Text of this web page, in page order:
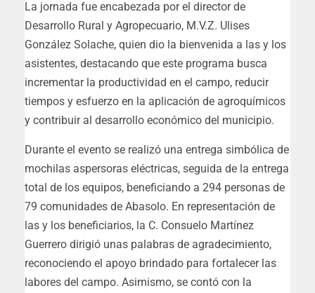
La jornada fue encabezada por el director de
Desarrollo Rural y Agropecuario, M.V.Z. Ulises
González Solache, quien dio la bienvenida a las y los
asistentes, destacando que este programa busca
incrementar la productividad en el campo, reducir
tiempos y esfuerzo en la aplicación de agroquímicos
y contribuir al desarrollo económico del municipio.
Durante el evento se realizó una entrega simbólica de
mochilas aspersoras eléctricas, seguida de la entrega
total de los equipos, beneficiando a 294 personas de
79 comunidades de Abasolo. En representación de
las y los beneficiarios, la C. Consuelo Martínez
Guerrero dirigió unas palabras de agradecimiento,
reconociendo el apoyo brindado para fortalecer las
labores del campo. Asimismo, se contó con la